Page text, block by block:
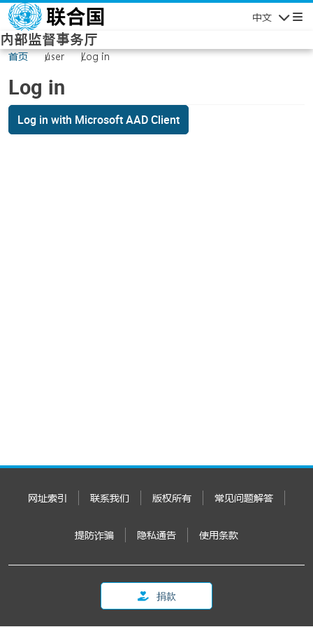
Skip to main content
中文
内部监督事务厅
首页 user Log in
Log in
Log in with Microsoft AAD Client
网址索引 联系我们 版权所有 常见问题解答
提防诈骗 隐私通告 使用条款
捐款